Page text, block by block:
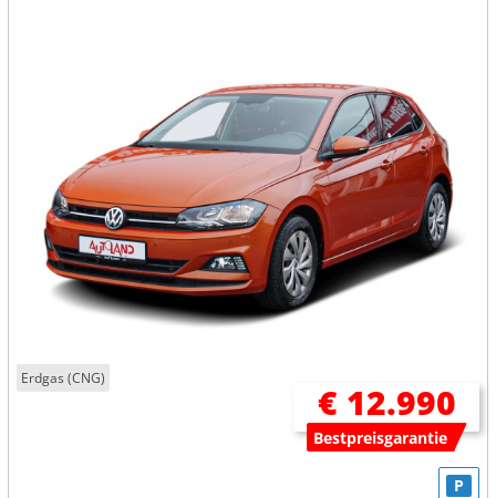
Erdgas (CNG)
€ 12.990
Bestpreisgarantie
P